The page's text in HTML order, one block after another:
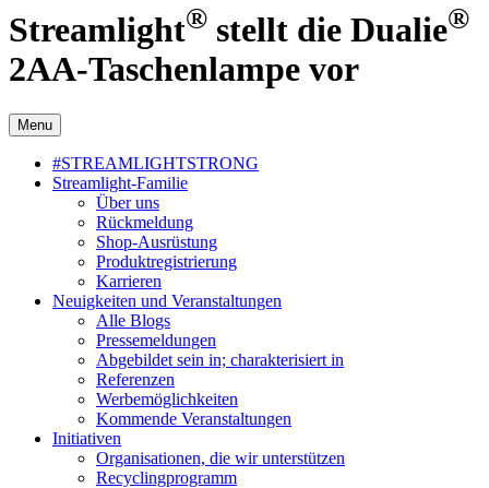
Streamlight® stellt die Dualie®
2AA-Taschenlampe vor
Menu
#STREAMLIGHTSTRONG
Streamlight-Familie
Über uns
Rückmeldung
Shop-Ausrüstung
Produktregistrierung
Karrieren
Neuigkeiten und Veranstaltungen
Alle Blogs
Pressemeldungen
Abgebildet sein in; charakterisiert in
Referenzen
Werbemöglichkeiten
Kommende Veranstaltungen
Initiativen
Organisationen, die wir unterstützen
Recyclingprogramm